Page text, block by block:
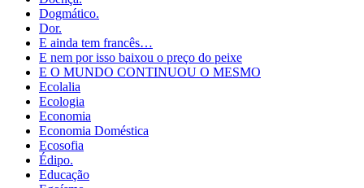
Dogmático.
Dor.
E ainda tem francês…
E nem por isso baixou o preço do peixe
E O MUNDO CONTINUOU O MESMO
Ecolalia
Ecologia
Economia
Economia Doméstica
Ecosofia
Édipo.
Educação